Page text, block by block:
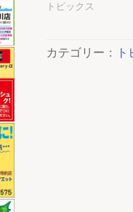
トピックス
カテゴリー：